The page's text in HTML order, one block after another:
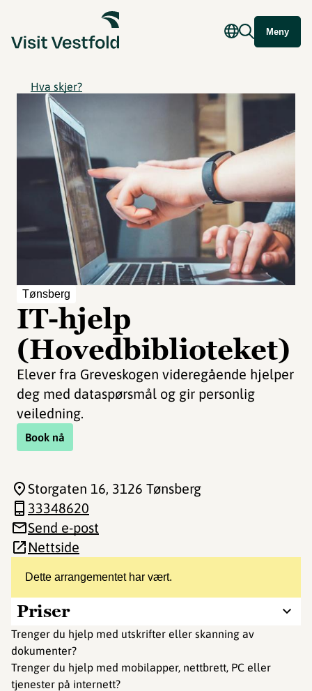
Meny
Hva skjer?
Tønsberg
IT-hjelp
(Hovedbiblioteket)
Elever fra Greveskogen videregående hjelper
deg med dataspørsmål og gir personlig
veiledning.
Book nå
Dette arrangementet har vært.
Priser
Trenger du hjelp med utskrifter eller skanning av
dokumenter?
Trenger du hjelp med mobilapper, nettbrett, PC eller
tjenester på internett?
Storgaten 16, 3126 Tønsberg
33348620
Send e-post
Nettside